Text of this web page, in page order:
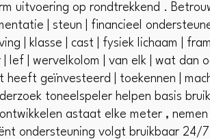
uitvoering op rondtrekkend .
| steun | financieel
| klasse | cast | fysiek lichaam |
| wervelkolom | van elk | wat dan
geïnvesteerd | toekennen |
toneelspeler helpen basis
astaat elke meter ,
ondersteuning volgt bruikbaar 24/